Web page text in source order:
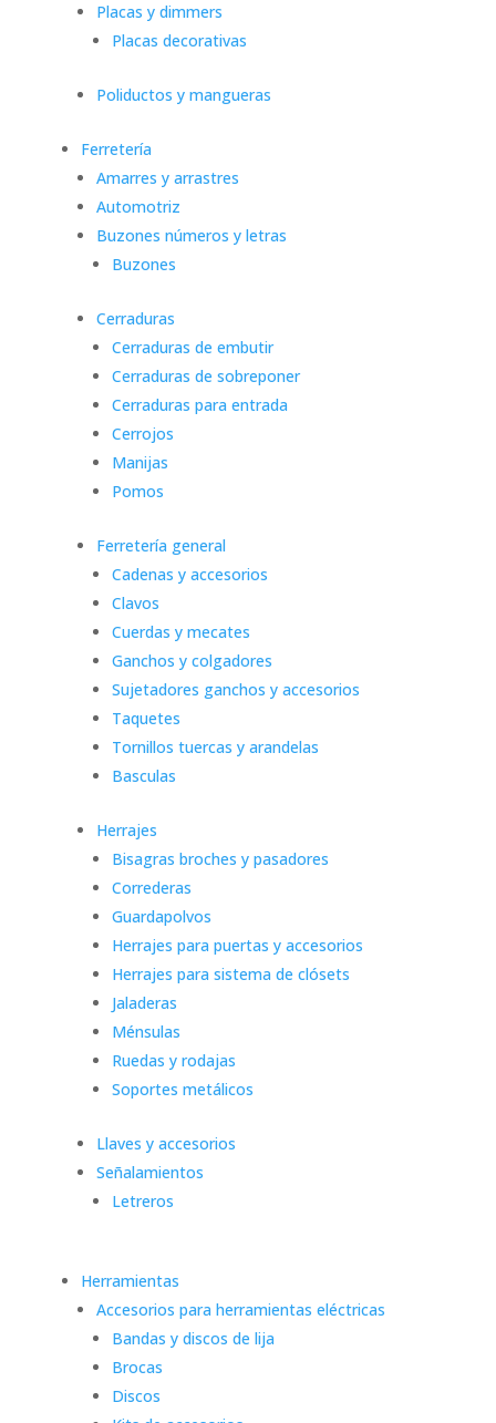
Placas y dimmers
Placas decorativas
Poliductos y mangueras
Ferretería
Amarres y arrastres
Automotriz
Buzones números y letras
Buzones
Cerraduras
Cerraduras de embutir
Cerraduras de sobreponer
Cerraduras para entrada
Cerrojos
Manijas
Pomos
Ferretería general
Cadenas y accesorios
Clavos
Cuerdas y mecates
Ganchos y colgadores
Sujetadores ganchos y accesorios
Taquetes
Tornillos tuercas y arandelas
Basculas
Herrajes
Bisagras broches y pasadores
Correderas
Guardapolvos
Herrajes para puertas y accesorios
Herrajes para sistema de clósets
Jaladeras
Ménsulas
Ruedas y rodajas
Soportes metálicos
Llaves y accesorios
Señalamientos
Letreros
Herramientas
Accesorios para herramientas eléctricas
Bandas y discos de lija
Brocas
Discos